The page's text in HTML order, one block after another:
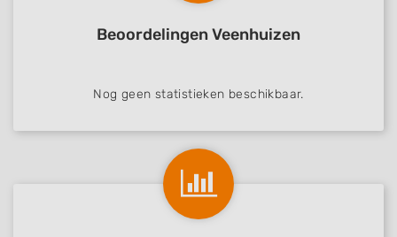
Beoordelingen Veenhuizen
Nog geen statistieken beschikbaar.